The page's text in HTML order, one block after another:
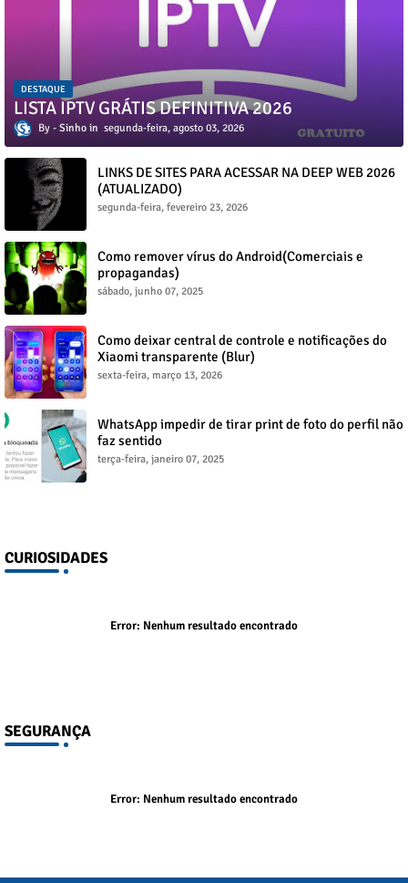
DESTAQUE
LISTA IPTV GRÁTIS DEFINITIVA 2026
Sinho segunda-feira, agosto 03, 2026
LINKS DE SITES PARA ACESSAR NA DEEP WEB 2026
(ATUALIZADO)
segunda-feira, fevereiro 23, 2026
Como remover vírus do Android(Comerciais e
propagandas)
sábado, junho 07, 2025
Como deixar central de controle e notificações do
Xiaomi transparente (Blur)
sexta-feira, março 13, 2026
WhatsApp impedir de tirar print de foto do perfil não
faz sentido
terça-feira, janeiro 07, 2025
CURIOSIDADES
Error: Nenhum resultado encontrado
SEGURANÇA
Error: Nenhum resultado encontrado